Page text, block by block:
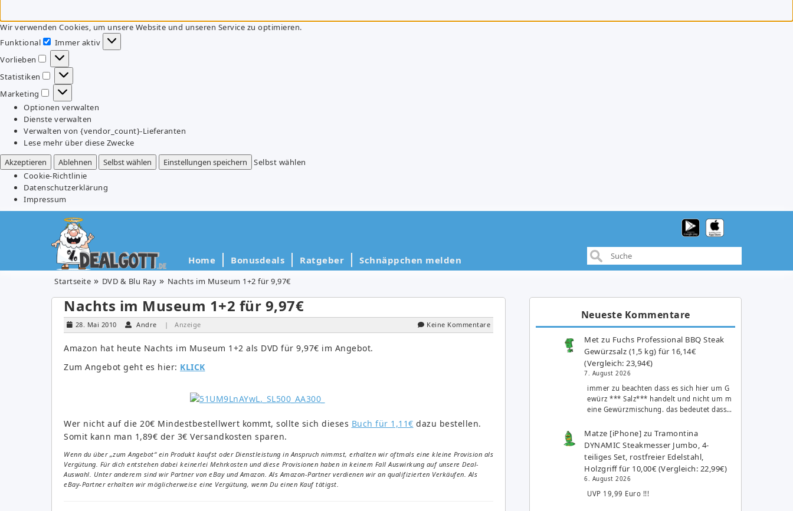
Wir verwenden Cookies, um unsere Website und unseren Service zu optimieren.
Funktional
Funktional
Immer aktiv
Vorlieben
Vorlieben
Statistiken
Statistiken
Marketing
Marketing
Optionen verwalten
Dienste verwalten
Verwalten von {vendor_count}-Lieferanten
Lese mehr über diese Zwecke
Akzeptieren
Ablehnen Selbst wählen Einstellungen speichern
Selbst wählen
Cookie-Richtlinie
Datenschutzerklärung
Impressum
Home Bonusdeals Ratgeber Schnäppchen melden
Startseite DVD & Blu Ray Nachts im Museum 1+2 für 9,97€
Nachts im Museum 1+2 für 9,97€
28. Mai 2010 Andre | Anzeige Keine Kommentare
Amazon hat heute Nachts im Museum 1+2 als DVD für 9,97€ im Angebot.
Zum Angebot geht es hier: KLICK
Wer nicht auf die 20€ Mindestbestellwert kommt, sollte sich dieses Buch für 1,11€ dazu bestellen.
Somit kann man 1,89€ der 3€ Versandkosten sparen.
Wenn du über „zum Angebot“ ein Produkt kaufst oder Dienstleistung in Anspruch nimmst, erhalten wir oftmals eine kleine Provision als
Vergütung. Für dich entstehen dabei keinerlei Mehrkosten und diese Provisionen haben in keinem Fall Auswirkung auf unsere Deal-
Auswahl. Unter anderem sind wir Partner von eBay und Amazon. Als Amazon-Partner verdienen wir an qualifizierten Verkäufen. Als
eBay-Partner erhalten wir möglicherweise eine Vergütung, wenn Du einen Kauf tätigst.
Neueste Kommentare
Met zu Fuchs Professional BBQ Steak
Gewürzsalz (1,5 kg) für 16,14€
(Vergleich: 23,94€)
7. August 2026
immer zu beachten dass es sich hier um G
ewürz *** Salz*** handelt und nicht um m
eine Gewürzmischung. das bedeutet dass…
Matze [iPhone] zuTramontina
DYNAMIC Steakmesser Jumbo, 4-
teiliges Set, rostfreier Edelstahl,
Holzgriff für 10,00€ (Vergleich: 22,99€)
6. August 2026
UVP 19,99 Euro !!!